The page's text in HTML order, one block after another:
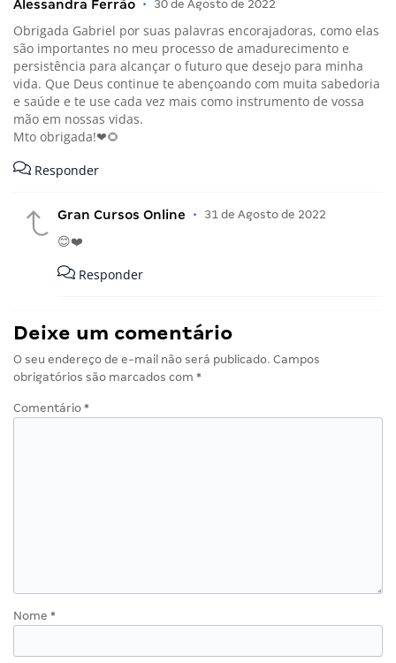
Alessandra Ferrão • 30 de Agosto de 2022
Obrigada Gabriel por suas palavras encorajadoras, como elas
são importantes no meu processo de amadurecimento e
persistência para alcançar o futuro que desejo para minha
vida. Que Deus continue te abençoando com muita sabedoria
e saúde e te use cada vez mais como instrumento de vossa
mão em nossas vidas.
Mto obrigada!❤🌻
Responder
Gran Cursos Online • 31 de Agosto de 2022
😊❤️
Responder
Deixe um comentário
O seu endereço de e-mail não será publicado. Campos
obrigatórios são marcados com *
Comentário *
Nome *